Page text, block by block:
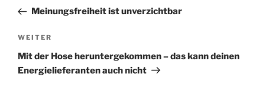
Beitrag
Meinungsfreiheit ist unverzichtbar
Nächster
Beitrag
WEITER
Mit der Hose heruntergekommen – das kann deinen
Energielieferanten auch nicht